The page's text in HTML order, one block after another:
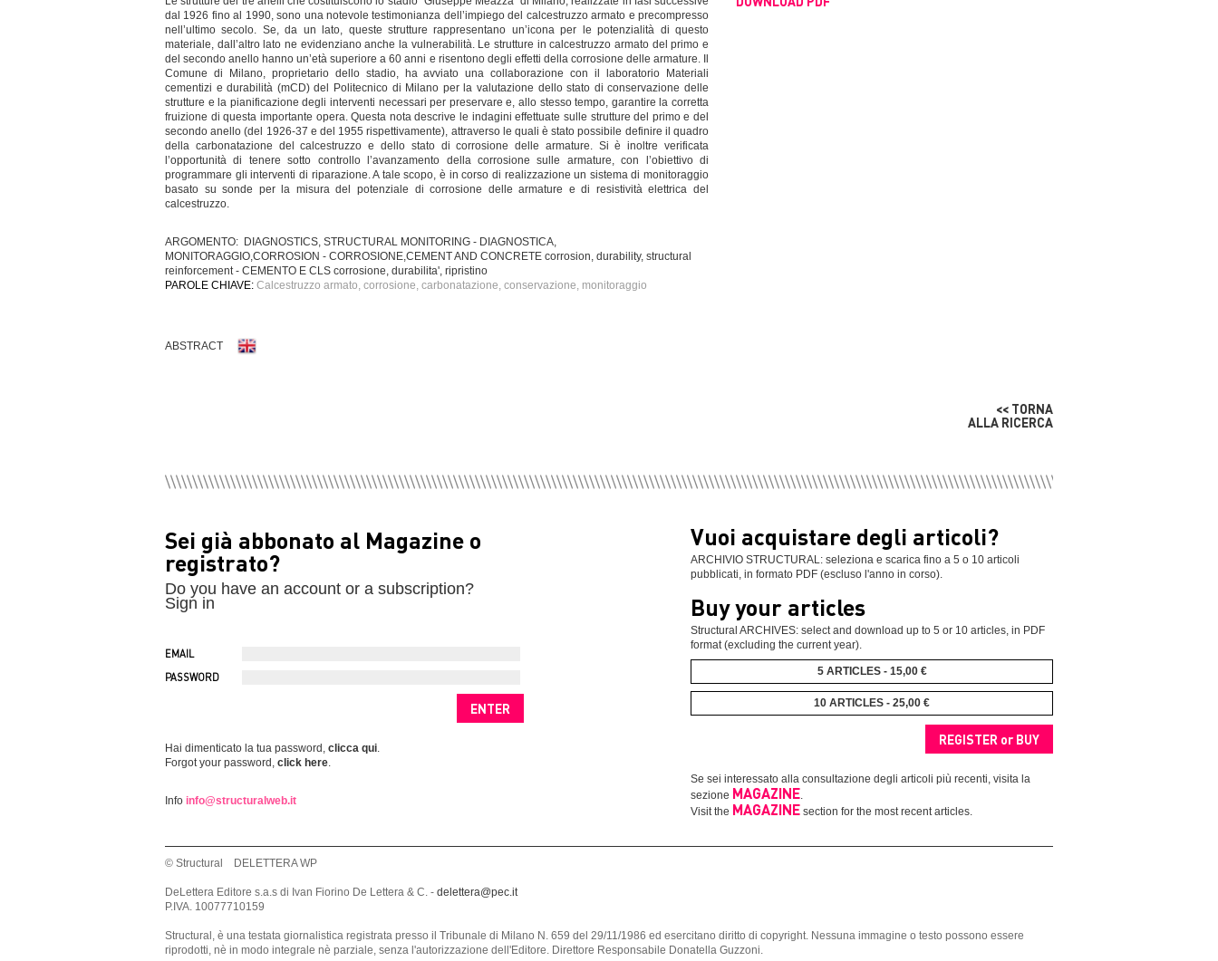
dal 1926 fino al 1990, sono una notevole testimonianza dell’impiego del calcestruzzo armato e precompresso
nell’ultimo secolo. Se, da un lato, queste strutture rappresentano un’icona per le potenzialità di questo
materiale, dall’altro lato ne evidenziano anche la vulnerabilità. Le strutture in calcestruzzo armato del primo e
del secondo anello hanno un’età superiore a 60 anni e risentono degli effetti della corrosione delle armature. Il
Comune di Milano, proprietario dello stadio, ha avviato una collaborazione con il laboratorio Materiali
cementizi e durabilità (mCD) del Politecnico di Milano per la valutazione dello stato di conservazione delle
strutture e la pianificazione degli interventi necessari per preservare e, allo stesso tempo, garantire la corretta
fruizione di questa importante opera. Questa nota descrive le indagini effettuate sulle strutture del primo e del
secondo anello (del 1926-37 e del 1955 rispettivamente), attraverso le quali è stato possibile definire il quadro
della carbonatazione del calcestruzzo e dello stato di corrosione delle armature. Si è inoltre verificata
l’opportunità di tenere sotto controllo l’avanzamento della corrosione sulle armature, con l’obiettivo di
programmare gli interventi di riparazione. A tale scopo, è in corso di realizzazione un sistema di monitoraggio
basato su sonde per la misura del potenziale di corrosione delle armature e di resistività elettrica del
calcestruzzo.
ARGOMENTO: DIAGNOSTICS, STRUCTURAL MONITORING - DIAGNOSTICA,
MONITORAGGIO,CORROSION - CORROSIONE,CEMENT AND CONCRETE corrosion, durability, structural
reinforcement - CEMENTO E CLS corrosione, durabilita', ripristino
PAROLE CHIAVE: Calcestruzzo armato, corrosione, carbonatazione, conservazione, monitoraggio
ABSTRACT
<< TORNA
ALLA RICERCA
Sei già abbonato al Magazine o
registrato?
Do you have an account or a subscription?
Sign in
EMAIL
PASSWORD
Hai dimenticato la tua password, clicca qui.
Forgot your password, click here.
Info info@structuralweb.it
Vuoi acquistare degli articoli?
ARCHIVIO STRUCTURAL: seleziona e scarica fino a 5 o 10 articoli
pubblicati, in formato PDF (escluso l'anno in corso).
Buy your articles
Structural ARCHIVES: select and download up to 5 or 10 articles, in PDF
format (excluding the current year).
5 ARTICLES - 15,00 €
10 ARTICLES - 25,00 €
Se sei interessato alla consultazione degli articoli più recenti, visita la
sezione MAGAZINE.
Visit the MAGAZINE section for the most recent articles.
© Structural DELETTERA WP
DeLettera Editore s.a.s di Ivan Fiorino De Lettera & C. - delettera@pec.it
P.IVA. 10077710159
Structural, è una testata giornalistica registrata presso il Tribunale di Milano N. 659 del 29/11/1986 ed esercitano diritto di copyright. Nessuna immagine o testo possono essere
riprodotti, nè in modo integrale nè parziale, senza l'autorizzazione dell'Editore. Direttore Responsabile Donatella Guzzoni.